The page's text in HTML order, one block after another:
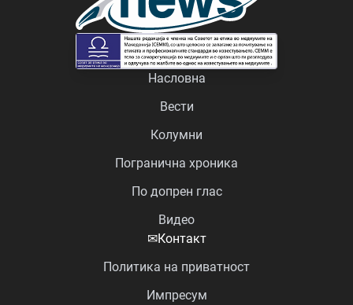
Насловна
Вести
Колумни
Погранична хроника
По допрен глас
Видео
✉Контакт
Политика на приватност
Импресум